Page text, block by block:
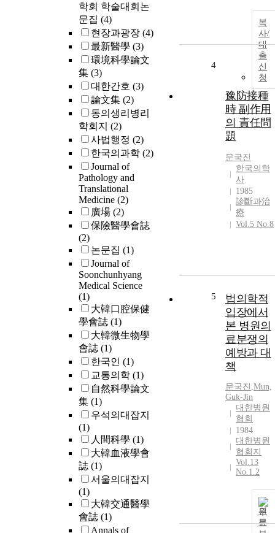
학회 학술대회논
문집 (4)
현장과광장 (4)
最新醫學 (3)
環境科學論文
集 (3)
대한간호 (3)
論文集 (2)
동의생리병리
학회지 (2)
사법행정 (2)
한국의과학 (2)
Journal of
Pathology and
Translational
Medicine (2)
廣場 (2)
保險醫學會誌
(2)
논문집 (1)
Journal of
Soonchunhyang
Medical Science
(1)
大韓口腔保健
學會誌 (1)
大韓微生物學
會誌 (1)
한국인 (1)
교통의학 (1)
自然科學論文
集 (1)
우석의대잡지
(1)
人間科學 (1)
大韓血液學會
誌 (1)
서울의대잡지
(1)
大韓交通醫學
會誌 (1)
Annals of
복
사/
대
출
신
청
4
豫防接種
時 副作用
의 責任問
題
문국진
한국의학
사
1985
診斷과治
療
Vol.5 No.8
5
법의학적
입장에서
본 병원의
료분쟁의
예방과 대
책
문국진 ,Mun,
Guk-Jin
대한병원
협회
1984
대한병원
협회지
Vol.13
No.1.2
원
문